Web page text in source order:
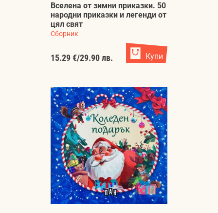
Вселена от зимни приказки. 50
народни приказки и легенди от
цял свят
Сборник
15.29 €/29.90 лв. Купи